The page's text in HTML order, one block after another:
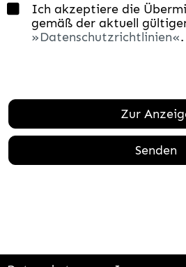
Ich akzeptiere die
gemäß der aktuell
Datenschutzrichtlinien
Zur
Senden